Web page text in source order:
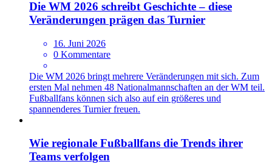
Die WM 2026 schreibt Geschichte – diese
Veränderungen prägen das Turnier
16. Juni 2026
0 Kommentare
Die WM 2026 bringt mehrere Veränderungen mit sich. Zum
ersten Mal nehmen 48 Nationalmannschaften an der WM teil.
Fußballfans können sich also auf ein größeres und
spannenderes Turnier freuen.
Wie regionale Fußballfans die Trends ihrer
Teams verfolgen